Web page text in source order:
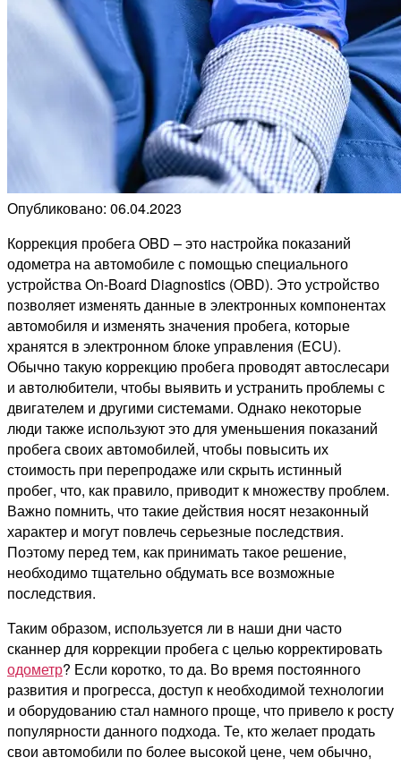
Опубликовано: 06.04.2023
Коррекция пробега OBD – это настройка показаний
одометра на автомобиле с помощью специального
устройства On-Board Diagnostics (OBD). Это устройство
позволяет изменять данные в электронных компонентах
автомобиля и изменять значения пробега, которые
хранятся в электронном блоке управления (ECU).
Обычно такую коррекцию пробега проводят автослесари
и автолюбители, чтобы выявить и устранить проблемы с
двигателем и другими системами. Однако некоторые
люди также используют это для уменьшения показаний
пробега своих автомобилей, чтобы повысить их
стоимость при перепродаже или скрыть истинный
пробег, что, как правило, приводит к множеству проблем.
Важно помнить, что такие действия носят незаконный
характер и могут повлечь серьезные последствия.
Поэтому перед тем, как принимать такое решение,
необходимо тщательно обдумать все возможные
последствия.
Таким образом, используется ли в наши дни часто
сканнер для коррекции пробега с целью корректировать
одометр? Если коротко, то да. Во время постоянного
развития и прогресса, доступ к необходимой технологии
и оборудованию стал намного проще, что привело к росту
популярности данного подхода. Те, кто желает продать
свои автомобили по более высокой цене, чем обычно,